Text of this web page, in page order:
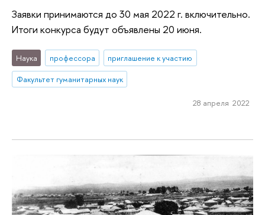
Заявки принимаются до 30 мая 2022 г. включительно.
Итоги конкурса будут объявлены 20 июня.
Наука профессора
приглашение к участию
Факультет гуманитарных наук
28 апреля 2022